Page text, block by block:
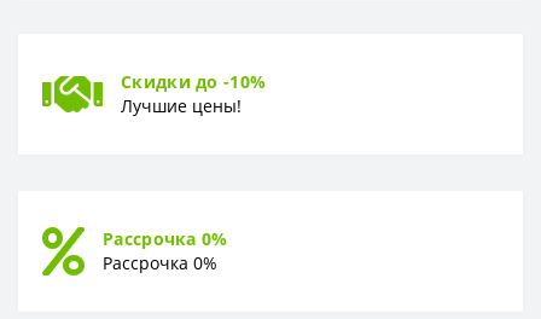
Скидки до -10%
Лучшие цены!
Рассрочка 0%
Рассрочка 0%